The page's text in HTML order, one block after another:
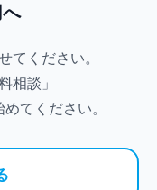
てください。
相談」
てください。